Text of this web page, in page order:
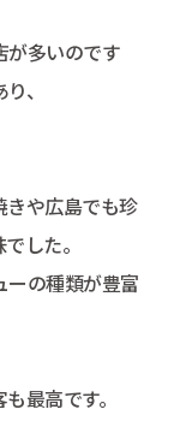
が多いのです
、
きや広島でも珍
した。
の種類が豊富
最高です。